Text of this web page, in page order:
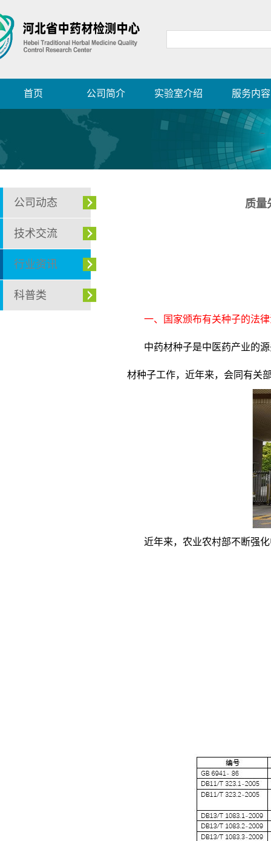
首页 公司简介 实验室介绍 服务内容
公司动态
技术交流
行业资讯
科普类
质量
一、国家颁布有关种子的法
中药材种子是中医药产业的
材种子工作，近年来，会同有关
近年来，农业农村部不断强